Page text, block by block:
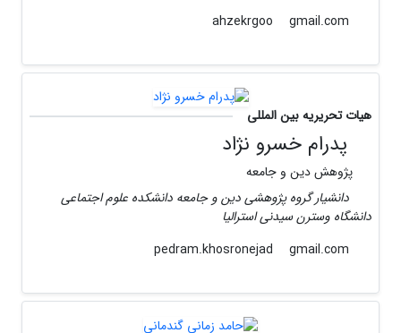
gmail.com
هیات تحریریه بین المللی
پدرام خسرو نژاد
پژوهش دین و جامعه
دانشیار گروه پژوهشی دین و جامعه دانشکده علوم اجتماعی
دانشگاه وسترن سیدنی استرالیا
gmail.com